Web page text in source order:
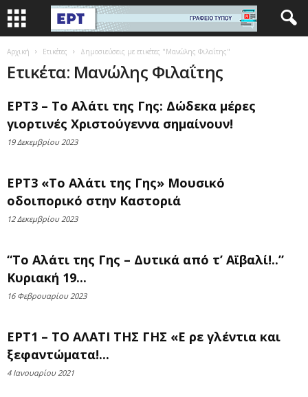
Αρχική Ετικέτες Δημοσιεύσεις με ετικέτες "Μανώλης Φιλαΐτης"
Ετικέτα: Μανώλης Φιλαΐτης
ΕΡΤ3 – Το Αλάτι της Γης: Δώδεκα μέρες
γιορτινές Χριστούγεννα σημαίνουν!
19 Δεκεμβρίου 2023
ΕΡΤ3 «Το Αλάτι της Γης» Μουσικό
οδοιπορικό στην Καστοριά
12 Δεκεμβρίου 2023
“Το Αλάτι της Γης – Δυτικά από τ’ Αϊβαλί!..”
Κυριακή 19...
16 Φεβρουαρίου 2023
ΕΡΤ1 – ΤΟ ΑΛΑΤΙ ΤΗΣ ΓΗΣ «Ε ρε γλέντια και
ξεφαντώματα!...
4 Ιανουαρίου 2021